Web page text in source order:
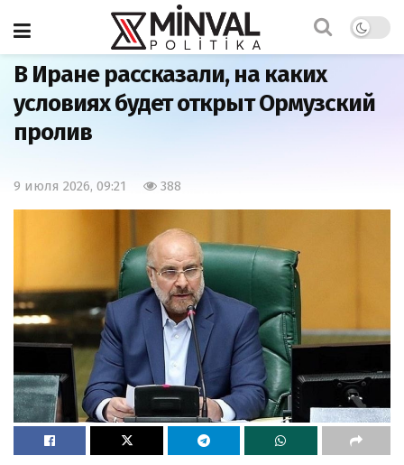
Главная
В Иране рассказали, на каких
условиях будет открыт Ормузский
пролив
9 июля 2026, 09:21 388